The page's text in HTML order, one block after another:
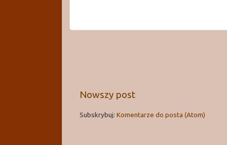
Nowszy post
Subskrybuj: Komentarze do posta (Atom)